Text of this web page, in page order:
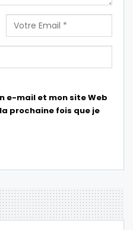
e-mail et mon site Web
prochaine fois que je